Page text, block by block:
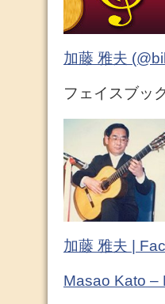
加藤 雅夫
フェイスブッ
加藤 雅夫 |
Masao Kato –